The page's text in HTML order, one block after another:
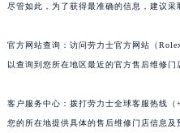
尽管如此，为了获得最准确的信息，建议采
官方网站查询：访问劳力士官方网站（
以查询到您所在地区最近的官方售后维修门
客户服务中心：拨打劳力士全球客服热线
您的所在地提供具体的售后维修门店信息及